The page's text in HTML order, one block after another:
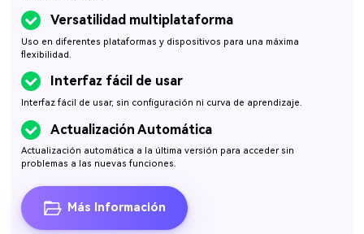
Versatilidad multiplataforma
Uso en diferentes plataformas y dispositivos para una máxima
flexibilidad.
Interfaz fácil de usar
Interfaz fácil de usar, sin configuración ni curva de aprendizaje.
Actualización Automática
Actualización automática a la última versión para acceder sin
problemas a las nuevas funciones.
Más Información